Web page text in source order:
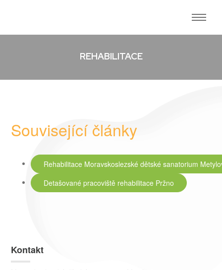
REHABILITACE
Související články
Rehabilitace Moravskoslezské dětské sanatorium
Detašované pracoviště rehabilitace Pržno
Kontakt